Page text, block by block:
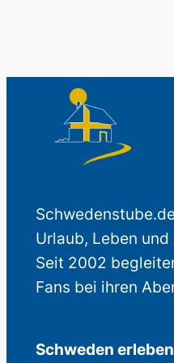
Urlaub, Leben
Seit 2002
Fans bei ihren
Schweden erleben